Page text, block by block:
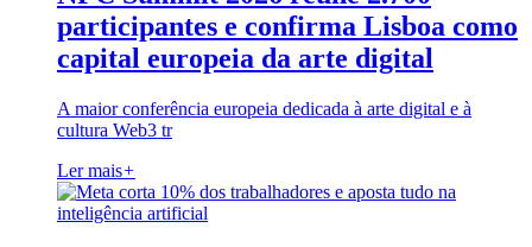
participantes e confirma Lisboa como
capital europeia da arte digital
A maior conferência europeia dedicada à arte digital e à
cultura Web3 tr
Ler mais+